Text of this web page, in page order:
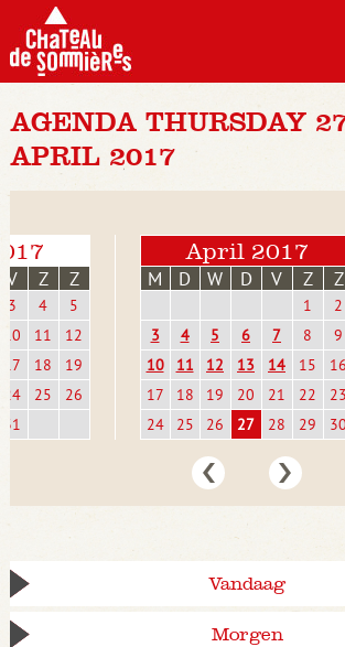
AGENDA THURSDAY
APRIL 2017
V Z Z
3 4
5
10
11
12
17
18
19
24
25
26
31
April 2017
M D W D V Z Z
1
2
3
4 5 6 7 8
9
10
11 12 13 14 15
16
17
18 19 20 21 22
23
24
25 26 27 28 29 30
Vandaag
Morgen